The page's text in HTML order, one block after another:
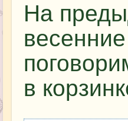
На
в